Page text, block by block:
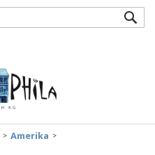
Amerika